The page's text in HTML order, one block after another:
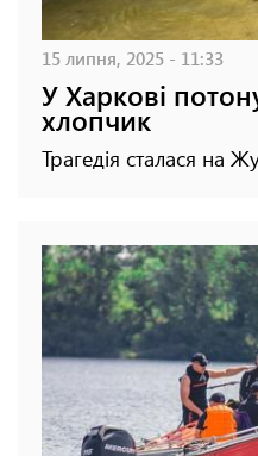
15 липня, 2025 - 11:33
У Харкові
хлопчик
Трагедія сталася на